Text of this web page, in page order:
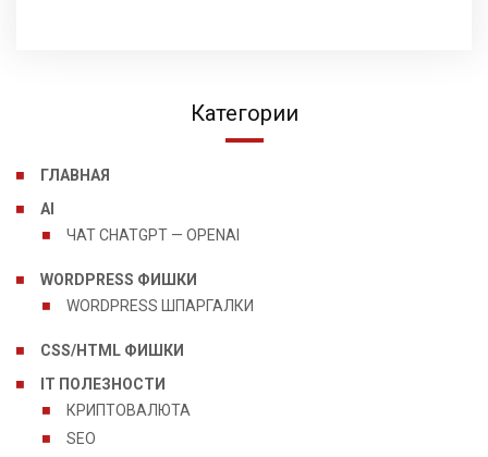
Категории
ГЛАВНАЯ
AI
ЧАТ CHATGPT — OPENAI
WORDPRESS ФИШКИ
WORDPRESS ШПАРГАЛКИ
CSS/HTML ФИШКИ
IT ПОЛЕЗНОСТИ
КРИПТОВАЛЮТА
SEO